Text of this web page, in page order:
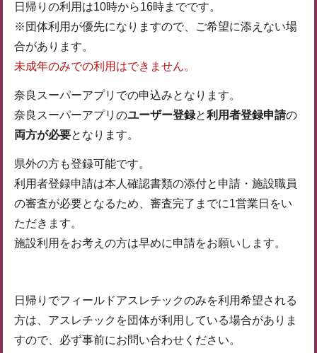
日帰りの利用は10時から16時までです。
※団体利用が優先になりますので、ご希望に添えない場
合があります。
未成年のみでの利用はできません。
奈良スーパーアプリでの申込みとなります。
奈良スーパーアプリのユーザー登録と利用者登録申請の
両方が必要となります。
県外の方も登録可能です。
利用者登録申請は本人確認書類の添付と申請・施設職員
の審査が必要となるため、審査完了までに1営業日をい
ただきます。
施設利用をお考えの方は早めに申請をお願いします。
日帰りでフィールドアスレチックのみを利用希望される
方は、アスレチックを団体が利用している場合がありま
すので、必ず事前にお問い合わせください。